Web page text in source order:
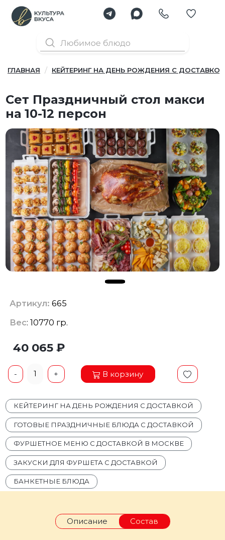
ГЛАВНАЯ КЕЙТЕРИНГ НА ДЕНЬ РОЖДЕНИЯ С ДОСТАВКОЙ
Сет Праздничный стол макси
на 10-12 персон
Артикул: 665
Вес: 10770 гр.
40 065 ₽
- 1 + В корзину
КЕЙТЕРИНГ НА ДЕНЬ РОЖДЕНИЯ С ДОСТАВКОЙ
ГОТОВЫЕ ПРАЗДНИЧНЫЕ БЛЮДА С ДОСТАВКОЙ
ФУРШЕТНОЕ МЕНЮ С ДОСТАВКОЙ В МОСКВЕ
ЗАКУСКИ ДЛЯ ФУРШЕТА С ДОСТАВКОЙ
БАНКЕТНЫЕ БЛЮДА
Описание Состав